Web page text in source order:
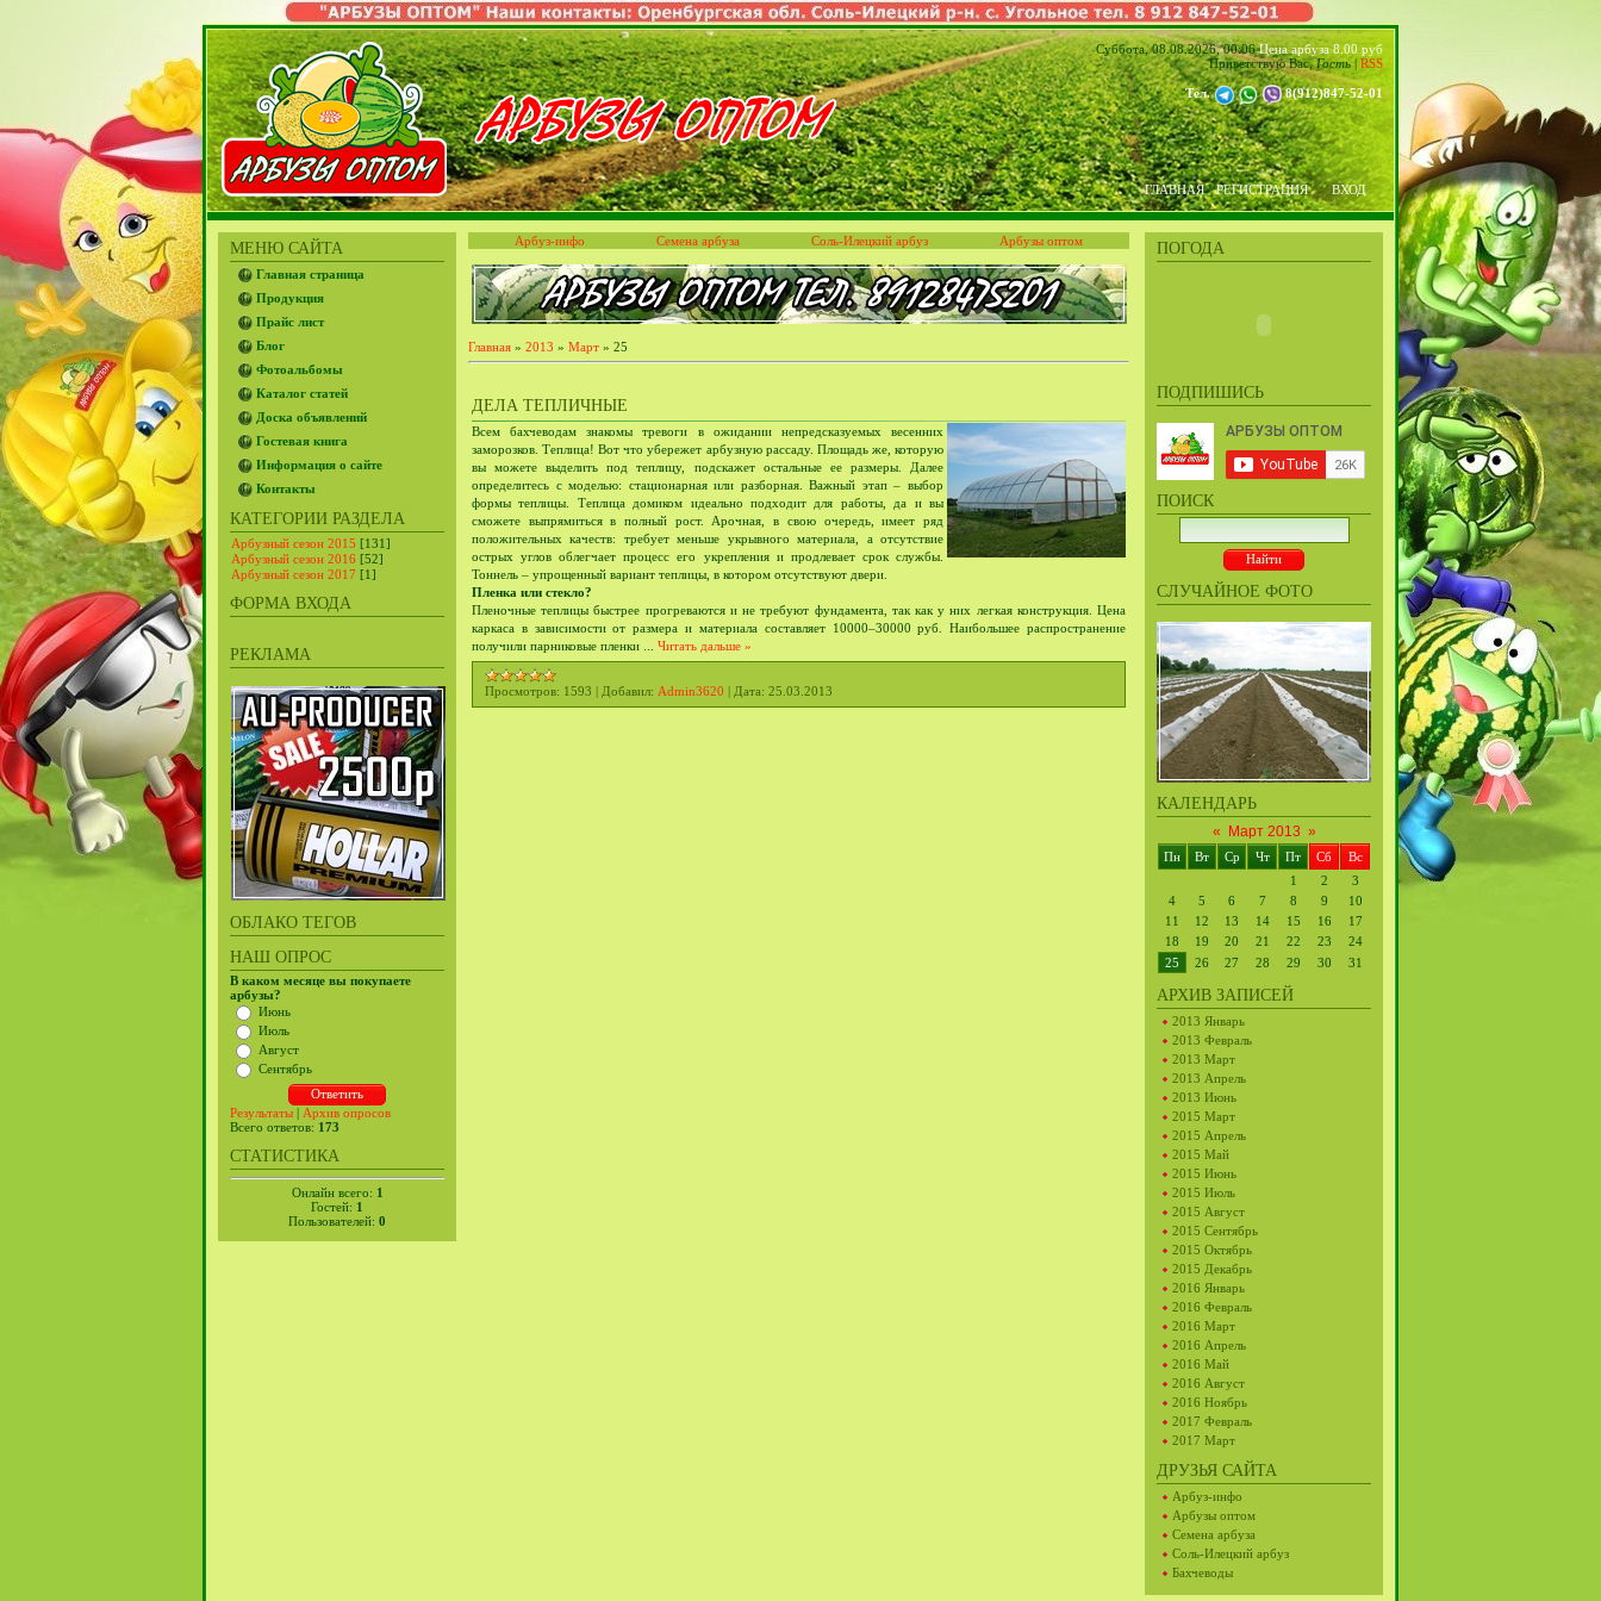
Суббота, 08.08.2026, 00:06Цена арбуза 8.00 руб
Приветствую Вас,Гость| RSS
Тел. 8(912)847-52-01
ГЛАВНАЯ РЕГИСТРАЦИЯ ВХОД
МЕНЮ САЙТА
Главная страница
Продукция
Прайс лист
Блог
Фотоальбомы
Каталог статей
Доска объявлений
Гостевая книга
Информация о сайте
Контакты
КАТЕГОРИИ РАЗДЕЛА
Арбузный сезон 2015 [131]
Арбузный сезон 2016 [52]
Арбузный сезон 2017 [1]
ФОРМА ВХОДА
РЕКЛАМА
ОБЛАКО ТЕГОВ
НАШ ОПРОС
В каком месяце вы покупаете
арбузы?
Июнь
Июль
Август
Сентябрь
Результаты | Архив опросов
Всего ответов: 173
СТАТИСТИКА
Онлайн всего: 1
Гостей: 1
Пользователей: 0
ПОГОДА
ПОДПИШИСЬ
ПОИСК
СЛУЧАЙНОЕ ФОТО
КАЛЕНДАРЬ
« Март 2013 »
Пн Вт Ср Чт Пт Сб
Вс
1
2
3
4
5 6 7 8 9
10
11
12 13 14 15 16
17
18
19 20 21 22 23
24
25
26 27 28 29 30 31
АРХИВ ЗАПИСЕЙ
2013 Январь
2013 Февраль
2013 Март
2013 Апрель
2013 Июнь
2015 Март
2015 Апрель
2015 Май
2015 Июнь
2015 Июль
2015 Август
2015 Сентябрь
2015 Октябрь
2015 Декабрь
2016 Январь
2016 Февраль
2016 Март
2016 Апрель
2016 Май
2016 Август
2016 Ноябрь
2017 Февраль
2017 Март
ДРУЗЬЯ САЙТА
Арбуз-инфо
Арбузы оптом
Семена арбуза
Соль-Илецкий арбуз
Бахчеводы
Арбуз-инфо Семена арбуза Соль-Илецкий арбуз Арбузы оптом
Главная » 2013 » Март » 25
ДЕЛА ТЕПЛИЧНЫЕ
Всем бахчеводам знакомы тревоги в ожидании непредсказуемых весенних
заморозков. Теплица! Вот что убережет арбузную рассаду. Площадь же, которую
вы можете выделить под теплицу, подскажет остальные ее размеры. Далее
определитесь с моделью: стационарная или разборная. Важный этап – выбор
формы теплицы. Теплица домиком идеально подходит для работы, да и вы
сможете выпрямиться в полный рост. Арочная, в свою очередь, имеет ряд
положительных качеств: требует меньше укрывного материала, а отсутствие
острых углов облегчает процесс его укрепления и продлевает срок службы.
Тоннель – упрощенный вариант теплицы, в котором отсутствуют двери.
Пленка или стекло?
Пленочные теплицы быстрее прогреваются и не требуют фундамента, так как у них легкая конструкция. Цена
каркаса в зависимости от размера и материала составляет 10000–30000 руб. Наибольшее распространение
получили парниковые пленки
Читать дальше »
Просмотров: 1593 | Добавил: Admin3620 | Дата: 25.03.2013